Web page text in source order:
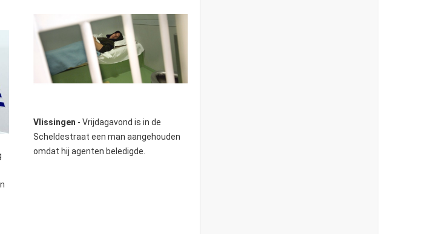
Vlissingen - Vrijdagavond is in de
Scheldestraat een man aangehouden
omdat hij agenten beledigde.